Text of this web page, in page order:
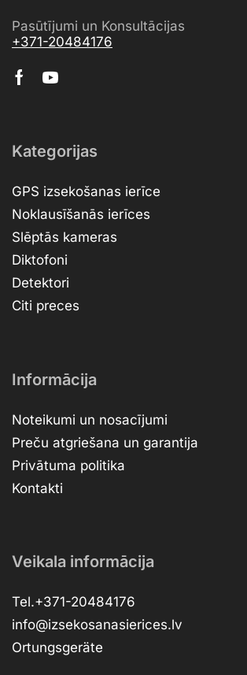
Pasūtījumi un Konsultācijas
+371-20484176
Kategorijas
GPS izsekošanas ierīce
Noklausīšanās ierīces
Slēptās kameras
Diktofoni
Detektori
Citi preces
Informācija
Noteikumi un nosacījumi
Preču atgriešana un garantija
Privātuma politika
Kontakti
Veikala informācija
Tel.+371-20484176
info@izsekosanasierices.lv
Ortungsgeräte